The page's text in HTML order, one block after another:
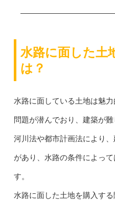
水路に面した土
は？
水路に面している土地は魅
問題が潜んでおり、建築が難
河川法や都市計画法により
があり、水路の条件によっ
す。
水路に面した土地を購入す